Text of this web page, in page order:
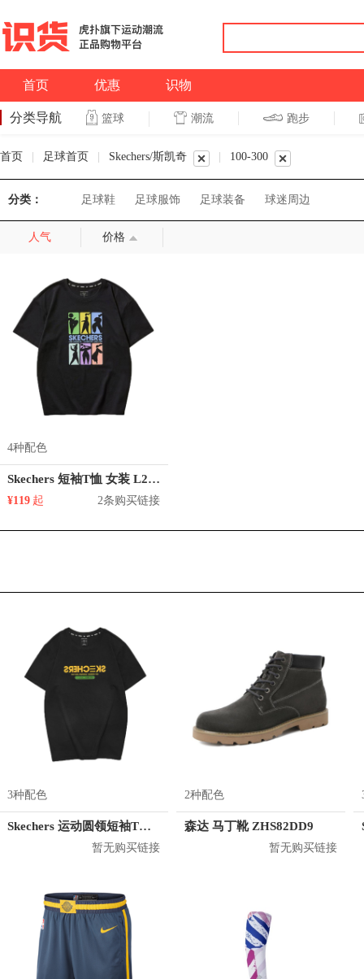
首页 优惠 识物
分类导航 篮球 潮流 跑步
首页 足球首页 Skechers/斯凯奇 100-300
分类： 足球鞋 足球服饰 足球装备 球迷周边
人气 价格
4种配色
Skechers 短袖T恤 女装 L221W268
¥119 起 2条购买链接
3种配色
Skechers 运动圆领短袖T恤 男女同款 L221U062
暂无购买链接
2种配色
森达 马丁靴 ZHS82DD9
暂无购买链接